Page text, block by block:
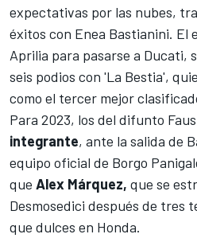
expectativas por las nubes,
éxitos con Enea Bastianini. El
Aprilia para pasarse a Ducati,
seis podios con 'La Bestia',
como el tercer mejor
Para 2023, los del difunto
integrante, ante la salida de
equipo oficial de Borgo
que Alex Márquez, que se
Desmosedici después de tres
que dulces en Honda.